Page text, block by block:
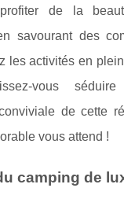
de la
savourant des
les activités en
vous
de cette
vous attend !
camping de